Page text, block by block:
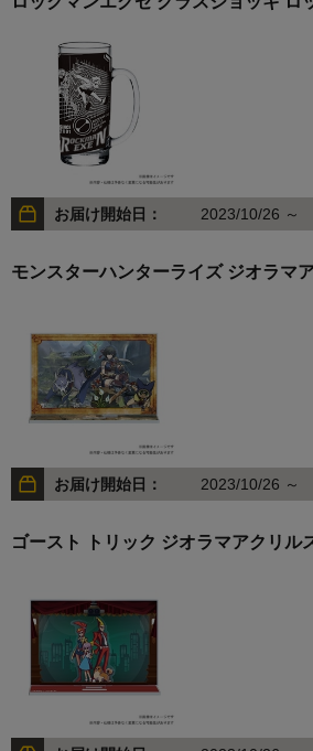
お届け開始日： 2023/10/26 ～
モンスターハンターライズ ジオラマ
お届け開始日： 2023/10/26 ～
ゴースト トリック ジオラマアクリル